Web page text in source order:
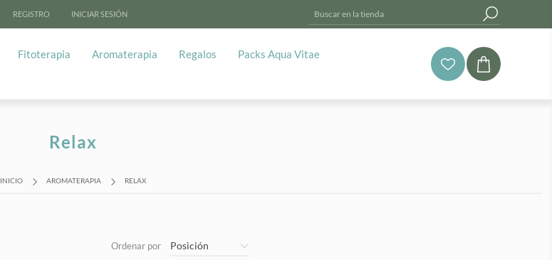
REGISTRO INICIAR SESIÓN
Fitoterapia Aromaterapia Regalos
Packs Aqua Vitae
INICIO AROMATERAPIA RELAX
Relax
Ordenar por Posición